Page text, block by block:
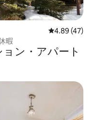
レビュー47
4.89 (47)
暇
ン・アパート